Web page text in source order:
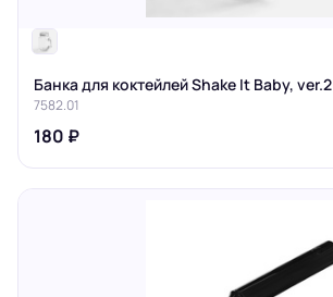
Банка для коктейлей Shake It Baby, ver.2
7582.01
180 ₽